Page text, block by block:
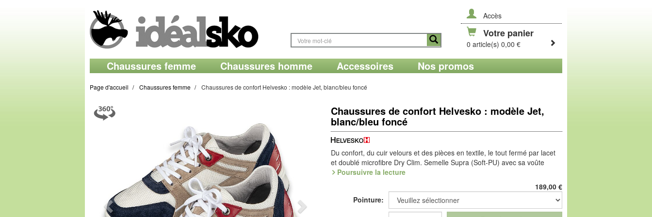
Accès
Votre panier
0 article(s) 0,00 €
Chaussures femme Chaussures homme Accessoires Nos promos
Page d'accueil Chaussures femme Chaussures de confort Helvesko : modèle Jet, blanc/bleu foncé
Chaussures de confort Helvesko : modèle Jet,
blanc/bleu foncé
Du confort, du cuir velours et des pièces en textile, le tout fermé par lacet
et doublé microfibre Dry Clim. Semelle Supra (Soft-PU) avec sa voûte
échangeable.
Légère, souple et ergonomique : la semelle Supra offre un excellent amorti,
une fluidité de mouvement naturelle et un look ultra-moderne. Son grip
tient ses promesses, avec du TPU bicolore pour la surface de contact au
Poursuivre la lecture
189,00 €
Pointure: